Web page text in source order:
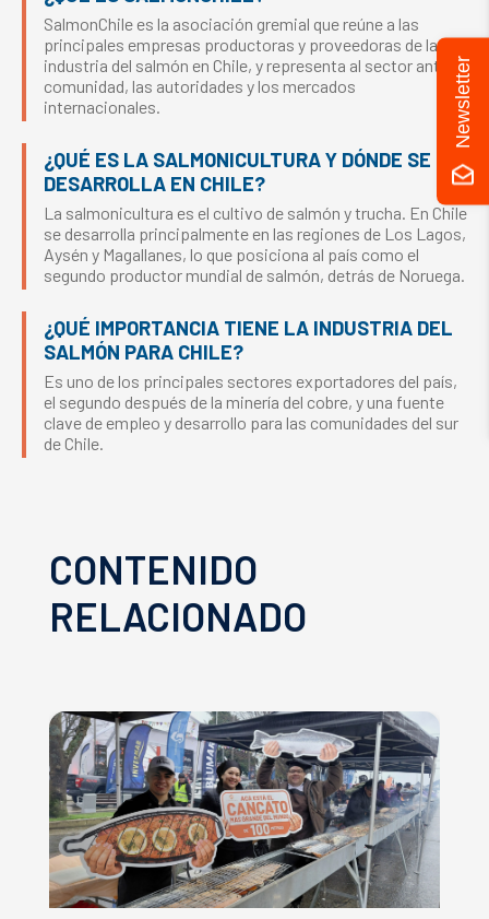
SalmonChile es la asociación gremial que reúne a las
principales empresas productoras y proveedoras de la
industria del salmón en Chile, y representa al sector ante la
comunidad, las autoridades y los mercados
internacionales.
¿QUÉ ES LA SALMONICULTURA Y DÓNDE SE
DESARROLLA EN CHILE?
La salmonicultura es el cultivo de salmón y trucha. En Chile
se desarrolla principalmente en las regiones de Los Lagos,
Aysén y Magallanes, lo que posiciona al país como el
segundo productor mundial de salmón, detrás de Noruega.
¿QUÉ IMPORTANCIA TIENE LA INDUSTRIA DEL
SALMÓN PARA CHILE?
Es uno de los principales sectores exportadores del país,
el segundo después de la minería del cobre, y una fuente
clave de empleo y desarrollo para las comunidades del sur
de Chile.
CONTENIDO
RELACIONADO
Newsletter